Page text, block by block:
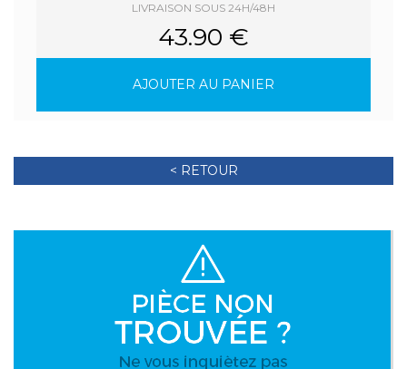
LIVRAISON SOUS 24H/48H
43.90 €
AJOUTER AU PANIER
< RETOUR